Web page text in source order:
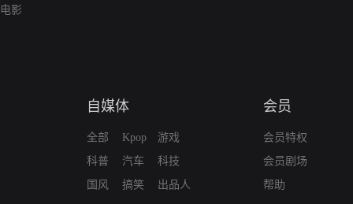
电影
自媒体
全部
科普
国风
Kpop
汽车
搞笑
游戏
科技
出品人
会员
会员特权
会员剧场
帮助